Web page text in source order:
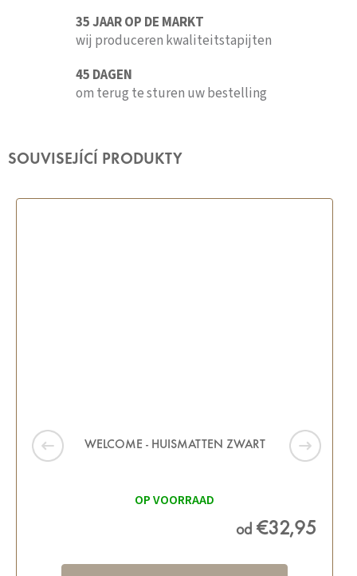
35 JAAR OP DE MARKT
wij produceren kwaliteitstapijten
45 DAGEN
om terug te sturen uw bestelling
SOUVISEJÍCÍ PRODUKTY
WELCOME - HUISMATTEN ZWART
OP VOORRAAD
od €32,95